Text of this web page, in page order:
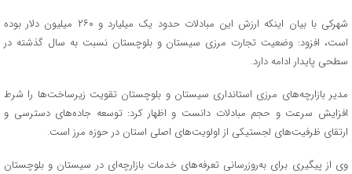
شهرکی با بیان اینکه ارزش این مبادلات حدود یک میلیارد و ۲۶۰ میلیون دلار بوده
است، افزود: وضعیت تجارت مرزی سیستان و بلوچستان نسبت به سال گذشته در
سطحی پایدار ادامه دارد.
مدیر بازارچه‌های مرزی استانداری سیستان و بلوچستان تقویت زیرساخت‌ها را شرط
افزایش سرعت و حجم مبادلات دانست و اظهار کرد: توسعه جاده‌های دسترسی و
ارتقای ظرفیت‌های لجستیکی از اولویت‌های اصلی استان در حوزه مرز است.
وی از پیگیری برای به‌روزرسانی تعرفه‌های خدمات بازارچه‌ای در سیستان و بلوچستان